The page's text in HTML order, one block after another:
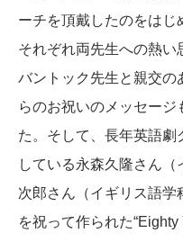
ーチを頂戴したのをはじ
それぞれ両先生への熱い
バントック先生と親交の
らのお祝いのメッセージ
た。そして、長年英語劇
している永森久隆さん
次郎さん（イギリス語
を祝って作られた